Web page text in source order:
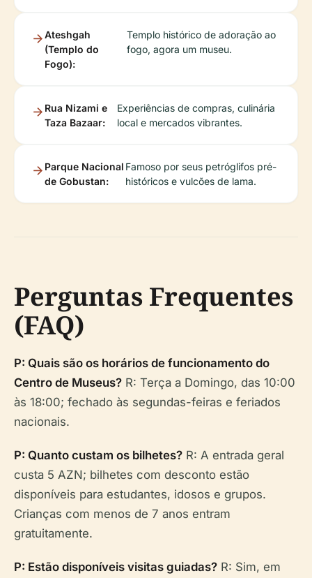
Ateshgah
(Templo do
Fogo):
Templo histórico de adoração ao
fogo, agora um museu.
Rua Nizami e
Taza Bazaar:
Experiências de compras, culinária
local e mercados vibrantes.
Parque Nacional
de Gobustan:
Famoso por seus petróglifos pré-
históricos e vulcões de lama.
Perguntas Frequentes
(FAQ)
P: Quais são os horários de funcionamento do
Centro de Museus? R: Terça a Domingo, das 10:00
às 18:00; fechado às segundas-feiras e feriados
nacionais.
P: Quanto custam os bilhetes? R: A entrada geral
custa 5 AZN; bilhetes com desconto estão
disponíveis para estudantes, idosos e grupos.
Crianças com menos de 7 anos entram
gratuitamente.
P: Estão disponíveis visitas guiadas? R: Sim, em